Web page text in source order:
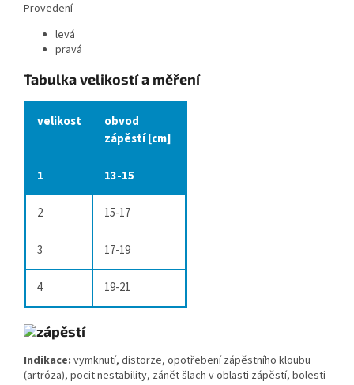
Provedení
levá
pravá
Tabulka velikostí a měření
velikost
obvod
zápěstí [cm]
1 13-15
2 15-17
3 17-19
4 19-21
Indikace: vymknutí, distorze, opotřebení zápěstního kloubu
(artróza), pocit nestability, zánět šlach v oblasti zápěstí, bolesti